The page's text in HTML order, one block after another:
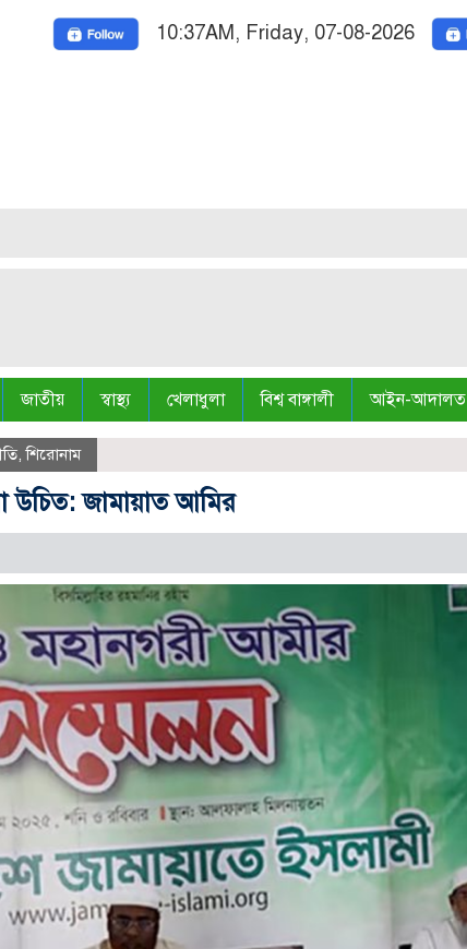
10:37AM, Friday, 07-08-2026
জাতীয় স্বাস্থ্য খেলাধুলা বিশ্ব বাঙ্গালী আইন-আদালত
,শিরোনাম
উচিত: জামায়াত আমির